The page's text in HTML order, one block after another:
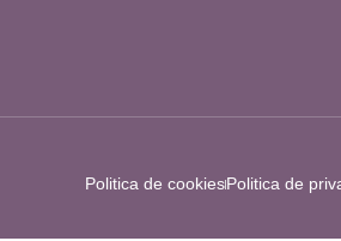
Politica de cookiesPolitica de